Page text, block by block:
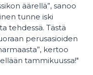
äärellä”, sanoo
tunne iski
tehdessä. Tästä
perusasioiden
kertoo
tammikuussa!"